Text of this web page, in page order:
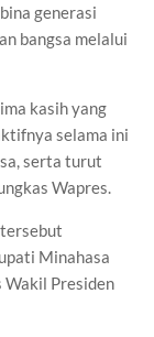
generasi
bangsa melalui
kasih yang
selama ini
serta turut
Wapres.
Minahasa
Wakil Presiden